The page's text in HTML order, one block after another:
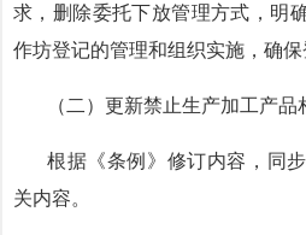
求，删除委托下放管理方式，明
作坊登记的管理和组织实施，确保
（二）更新禁止生产加工产品
根据《条例》修订内容，同
关内容。